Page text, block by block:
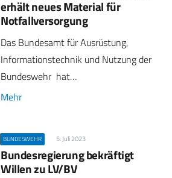
erhält neues Material für
Notfallversorgung
Das Bundesamt für Ausrüstung,
Informationstechnik und Nutzung der
Bundeswehr hat…
Mehr
BUNDESWEHR 5. Juli 2023
Bundesregierung bekräftigt
Willen zu LV/BV